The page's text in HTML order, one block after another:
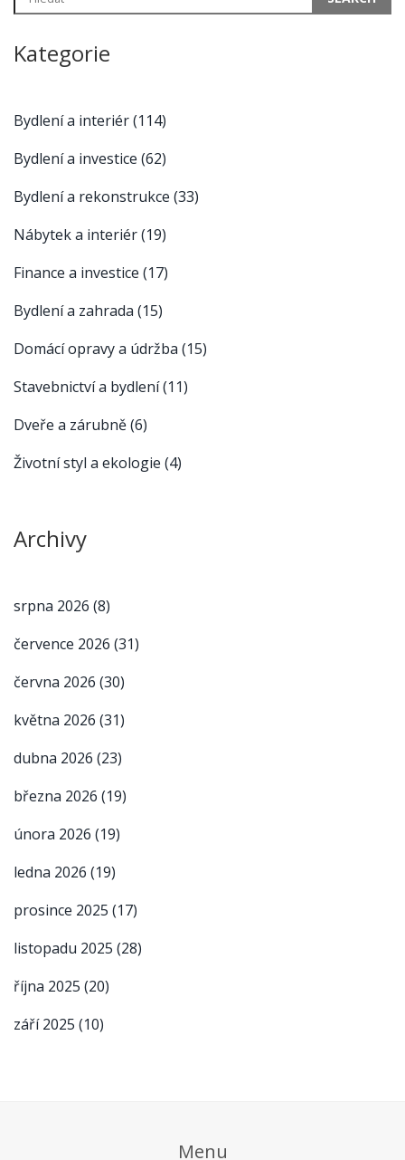
Kategorie
Bydlení a interiér(114)
Bydlení a investice (62)
Bydlení a rekonstrukce (33)
Nábytek a interiér(19)
Finance a investice (17)
Bydlení a zahrada (15)
Domácí opravy a údržba (15)
Stavebnictví a bydlení(11)
Dveře a zárubně(6)
Životní styl a ekologie (4)
Archivy
srpna 2026 (8)
července 2026 (31)
června 2026 (30)
května 2026 (31)
dubna 2026 (23)
března 2026 (19)
února 2026 (19)
ledna 2026 (19)
prosince 2025 (17)
listopadu 2025 (28)
října 2025 (20)
září 2025 (10)
Menu